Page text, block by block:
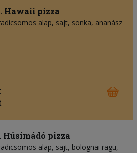
Hawaii pizza
alap sajt sonka ananász
Húsimádó pizza
alap sajt bolognai ragu